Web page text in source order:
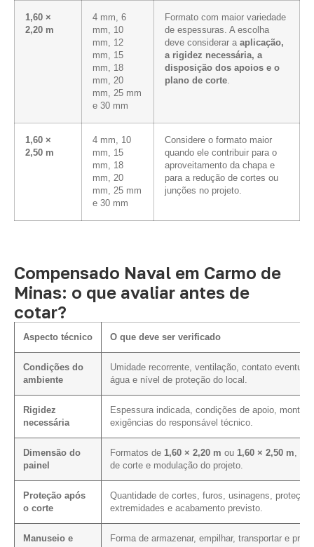
1,60 ×
2,20 m
4 mm, 6
mm, 10
mm, 12
mm, 15
mm, 18
mm, 20
mm, 25 mm
e 30 mm
Formato com maior variedade
de espessuras. A escolha
deve considerar a aplicação,
a rigidez necessária, a
disposição dos apoios e o
plano de corte.
1,60 ×
2,50 m
4 mm, 10
mm, 15
mm, 18
mm, 20
mm, 25 mm
e 30 mm
Considere o formato maior
quando ele contribuir para o
aproveitamento da chapa e
para a redução de cortes ou
junções no projeto.
Compensado Naval em Carmo de
Minas: o que avaliar antes de
cotar?
Aspecto técnico O que deve ser verificado
Condições do
ambiente
Umidade recorrente, ventilação, contato eventual
água e nível de proteção do local.
Rigidez
necessária
Espessura indicada, condições de apoio,
exigências do responsável técnico.
Dimensão do
painel
Formatos de 1,60 × 2,20 m ou 1,60 × 2,50 m,
de corte e modulação do projeto.
Proteção após
o corte
Quantidade de cortes, furos, usinagens, proteção
extremidades e acabamento previsto.
Manuseio e
Forma de armazenar, empilhar, transportar e